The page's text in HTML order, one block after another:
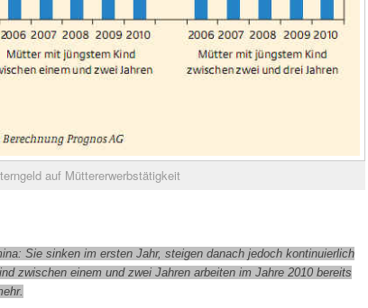
auf Müttererwerbstätigkeit
Sie sinken im ersten Jahr, steigen danach jedoch kontinuierlich
zwischen einem und zwei Jahren arbeiten im Jahre 2010 bereits